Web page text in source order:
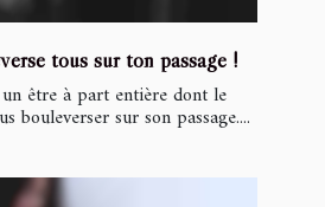
tous sur ton passage !
être à part entière dont le
bouleverser sur son passage....